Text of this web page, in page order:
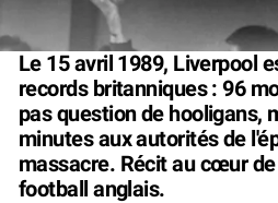
Le 15 avril 1989, Liverpool
records britanniques : 96
pas question de hooligans,
minutes aux autorités de
massacre. Récit au cœur
football anglais.